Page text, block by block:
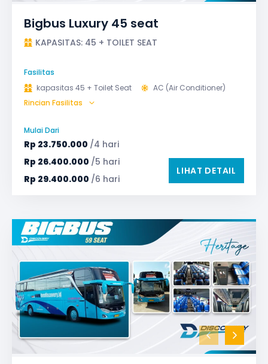
Bigbus Luxury 45 seat
KAPASITAS: 45 + TOILET SEAT
Fasilitas
kapasitas 45 + Toilet Seat
AC (Air Conditioner)
Audio
Bagasi
Safety Tools (P3K, Windows Breaker, dll)
TV LED & Android System
Water Dispenser
Rincian Fasilitas
Mulai Dari
Rp 23.750.000 /4 hari
Rp 26.400.000 /5 hari
Rp 29.400.000 /6 hari
LIHAT DETAIL